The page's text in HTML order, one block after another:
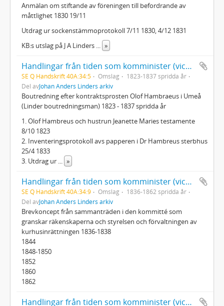
Anmälan om stiftande av föreningen till befordrande av
måttlighet 1830 19/11
Utdrag ur sockenstämmoprotokoll 7/11 1830, 4/12 1831
KB:s utslag på J A Linders
»
Handlingar från tiden som komminister (vice pastor) i Umeå landsförsamling 1822-1877: Boutredning, Hambreus
SE Q Handskrift 40A:34:5 Omslag
1823-1837 spridda år
Del avJohan Anders Linders arkiv
Boutredning efter kontraktsprosten Olof Hambraeus i Umeå
(Linder boutredningsman) 1823 - 1837 spridda år
1. Olof Hambreus och hustrun Jeanette Maries testamente
8/10 1823
2. Inventeringsprotokoll avs papperen i Dr Hambreus sterbhus
25/4 1833
3. Utdrag ur
»
Handlingar från tiden som komminister (vice pastor) i Umeå landsförsamling 1822-1877: brevkoncept
SE Q Handskrift 40A:34:9 Omslag
1836-1862 spridda år
Del avJohan Anders Linders arkiv
Brevkoncept från sammanträden i den kommitté som
granskar räkenskaperna och styrelsen och förvaltningen av
kurhusinrättningen 1836-1838
1844
1848-1850
1852
1860
1862
Handlingar från tiden som komminister (vice pastor) i Umeå landsförsamling 1822-1877: Kallelser